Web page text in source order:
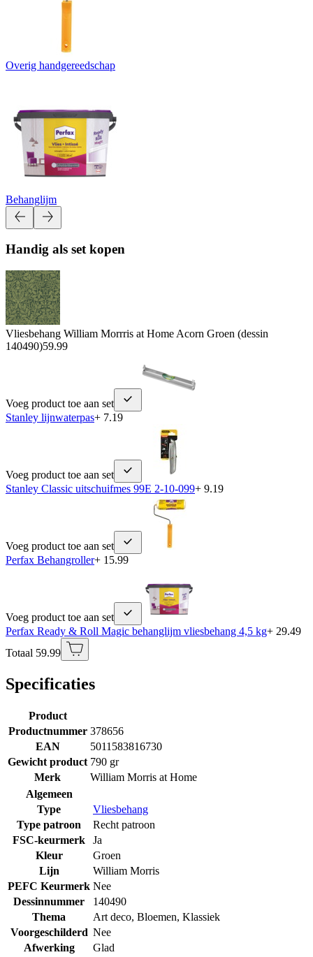
Overig handgereedschap
Behanglijm
Handig als set kopen
Vliesbehang William Morrris at Home Acorn Groen (dessin
140490)59.99
Voeg product toe aan set
Stanley lijnwaterpas+ 7.19
Voeg product toe aan set
Stanley Classic uitschuifmes 99E 2-10-099+ 9.19
Voeg product toe aan set
Perfax Behangroller+ 15.99
Voeg product toe aan set
Perfax Ready & Roll Magic behanglijm vliesbehang 4,5 kg+ 29.49
Totaal 59.99
Specificaties
Product
Productnummer 378656
EAN
5011583816730
Gewicht product 790 gr
Merk
William Morris at Home
Algemeen
Type
Vliesbehang
Type patroon
Recht patroon
FSC-keurmerk
Ja
Kleur
Groen
Lijn
William Morris
PEFC Keurmerk Nee
Dessinnummer
140490
Thema
Art deco, Bloemen, Klassiek
Voorgeschilderd Nee
Afwerking
Glad